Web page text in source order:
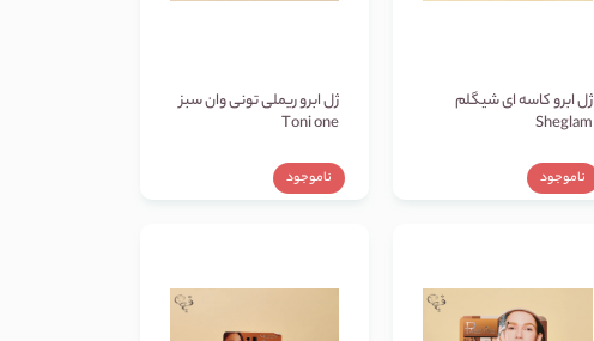
ژل ابرو کاسه ای شیگلم
Sheglam
ناموجود
ژل ابرو ریملی تونی وان سبز
Toni one
ناموجود